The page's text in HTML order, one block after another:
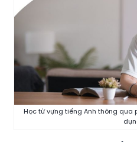
Học từ vựng tiếng Anh thông qua